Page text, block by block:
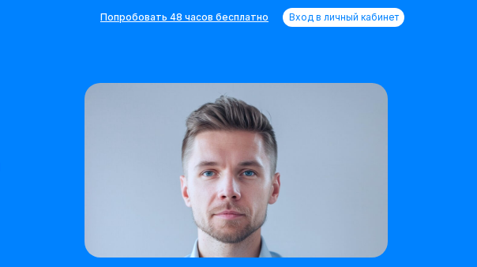
Попробовать 48 часов бесплатно Вход в личный кабинет